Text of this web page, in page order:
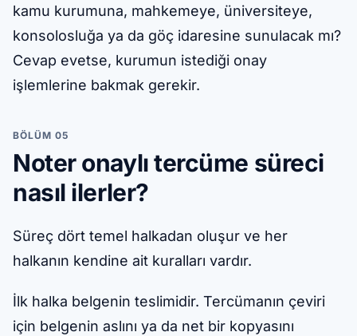
kamu kurumuna, mahkemeye, üniversiteye,
konsolosluğa ya da göç idaresine sunulacak mı?
Cevap evetse, kurumun istediği onay
işlemlerine bakmak gerekir.
BÖLÜM 05
Noter onaylı tercüme süreci
nasıl ilerler?
Süreç dört temel halkadan oluşur ve her
halkanın kendine ait kuralları vardır.
İlk halka belgenin teslimidir. Tercümanın çeviri
için belgenin aslını ya da net bir kopyasını